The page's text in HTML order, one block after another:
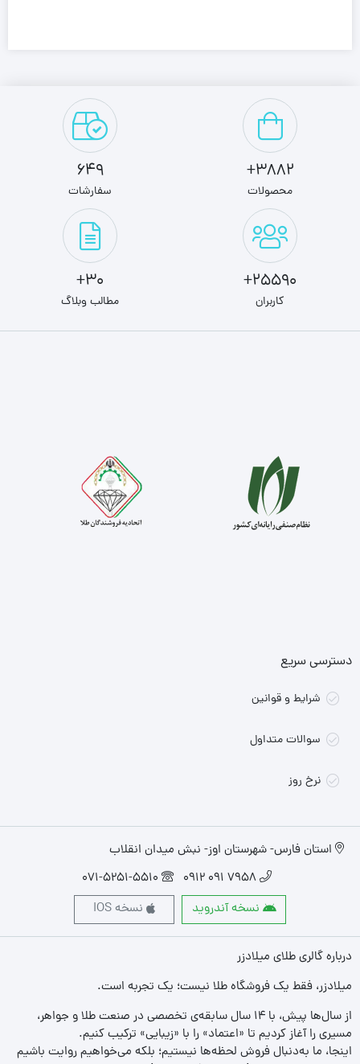
3882+
محصولات
649
سفارشات
25590+
کاربران
30+
مطالب وبلاگ
دسترسی سریع
شرایط و قوانین
سوالات متداول
نرخ روز
استان فارس- شهرستان اوز- نبش میدان انقلاب
7958 091 0912
071-5251-5510
نسخه آندروید
نسخه IOS
درباره گالری طلای میلادزر
میلادزر، فقط یک فروشگاه طلا نیست؛ یک تجربه‌ است.
از سال‌ها پیش، با ۱۴ سال سابقه‌ی تخصصی در صنعت طلا و جواهر،
مسیری را آغاز کردیم تا «اعتماد» را با «زیبایی» ترکیب کنیم.
اینجا، ما به‌دنبال فروش لحظه‌ها نیستیم؛ بلکه می‌خواهیم روایت باشیم